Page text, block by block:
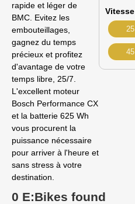
rapide et léger de
BMC. Evitez les
embouteillages,
gagnez du temps
précieux et profitez
d'avantage de votre
temps libre, 25/7.
L'excellent moteur
Bosch Performance CX
et la batterie 625 Wh
vous procurent la
puissance nécessaire
pour arriver à l'heure et
sans stress à votre
destination.
Vitesse
25
45
0 E:Bikes found